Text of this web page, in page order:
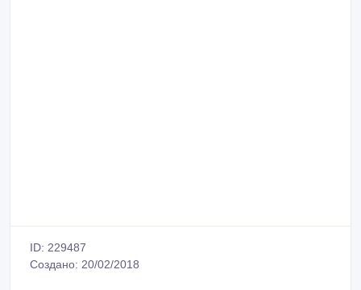
ID: 229487
Создано: 20/02/2018